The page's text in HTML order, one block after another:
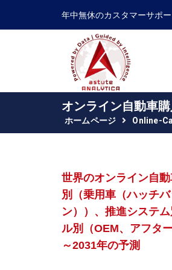
年中無休のカスタマーサポー
オンライン自動車
ホームページ Online-
世界のオンライン自
別（乗用車（ハッチ
ン））、推進システ
ル別（OEM、アフタ
～2031年の予測